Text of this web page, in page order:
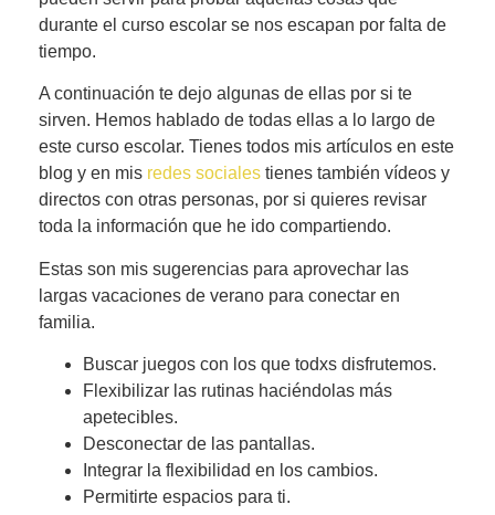
durante el curso escolar se nos escapan por falta de
tiempo.
A continuación te dejo algunas de ellas por si te
sirven. Hemos hablado de todas ellas a lo largo de
este curso escolar. Tienes todos mis artículos en este
blog y en mis redes sociales tienes también vídeos y
directos con otras personas, por si quieres revisar
toda la información que he ido compartiendo.
Estas son mis sugerencias para aprovechar las
largas vacaciones de verano para conectar en
familia.
Buscar juegos con los que todxs disfrutemos.
Flexibilizar las rutinas haciéndolas más
apetecibles.
Desconectar de las pantallas.
Integrar la flexibilidad en los cambios.
Permitirte espacios para ti.